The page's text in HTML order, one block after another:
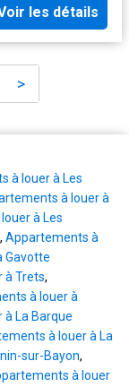
les détails
>
à louer à Les
à louer à
à Les
, Appartements à
Gavotte
à Trets,
à louer à
La Barque
à louer à La
sur-Bayon,
à louer